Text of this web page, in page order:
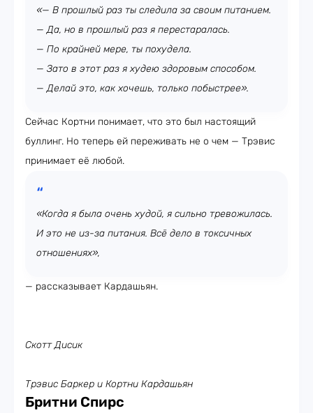
«— В прошлый раз ты следила за своим питанием.
— Да, но в прошлый раз я перестаралась.
— По крайней мере, ты похудела.
— Зато в этот раз я худею здоровым способом.
— Делай это, как хочешь, только побыстрее».
Сейчас Кортни понимает, что это был настоящий
буллинг. Но теперь ей переживать не о чем — Трэвис
принимает её любой.
«Когда я была очень худой, я сильно тревожилась.
И это не из-за питания. Всё дело в токсичных
отношениях»,
— рассказывает Кардашьян.
Скотт Дисик
Трэвис Баркер и Кортни Кардашьян
Бритни Спирс